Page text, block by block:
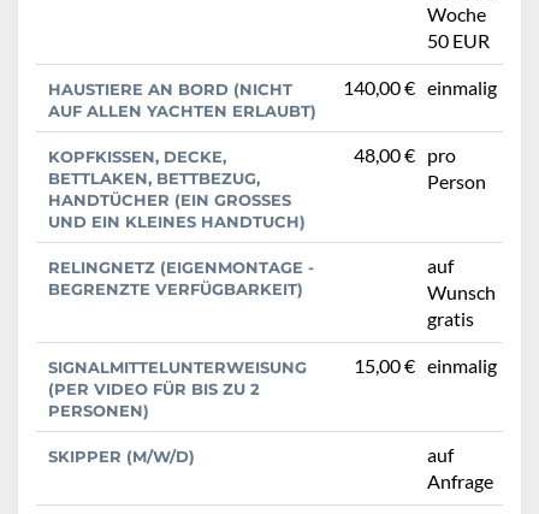
Woche
50 EUR
HAUSTIERE AN BORD (NICHT
AUF ALLEN YACHTEN ERLAUBT)
140,00 € einmalig
KOPFKISSEN, DECKE,
BETTLAKEN, BETTBEZUG,
HANDTÜCHER (EIN GROSSES U
ND EIN KLEINES HANDTUCH)
48,00 € pro
Person
RELINGNETZ (EIGENMONTAGE -
BEGRENZTE VERFÜGBARKEIT)
auf
Wunsch
gratis
SIGNALMITTELUNTERWEISUNG
(PER VIDEO FÜR BIS ZU 2
PERSONEN)
15,00 € einmalig
SKIPPER (M/W/D)
auf
Anfrage